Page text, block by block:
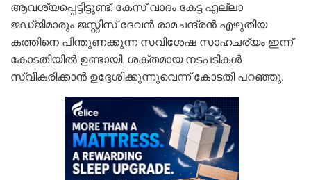
ആവശ്യപ്പെട്ടിട്ടുണ്ട്. കേസ് വാദം കേട്ട എല്ലാ
ജഡ്‌ജിമാരും ജസ്റ്റിസ് ദേവൻ രാമചന്ദ്രൻ എഴുതിയ
കത്തിനെ പിന്തുണക്കുന്ന സവിശേഷ സാഹചര്യം ഇന്ന്
കോടതിയിൽ ഉണ്ടായി. ശക്തമായ നടപടികൾ
സ്വീകരിക്കാൻ ഉദ്ദേശിക്കുന്നുവെന്ന് കോടതി പറഞ്ഞു.